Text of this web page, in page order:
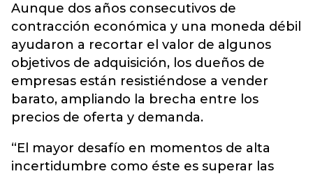
Aunque dos años consecutivos de
contracción económica y una moneda débil
ayudaron a recortar el valor de algunos
objetivos de adquisición, los dueños de
empresas están resistiéndose a vender
barato, ampliando la brecha entre los
precios de oferta y demanda.
“El mayor desafío en momentos de alta
incertidumbre como éste es superar las